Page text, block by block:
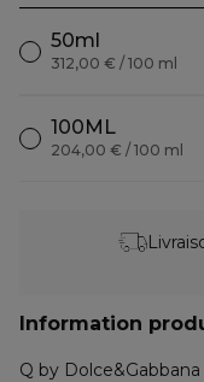
50ml
312,00 € / 100 ml
100ML
204,00 € / 100 ml
Information
Q by